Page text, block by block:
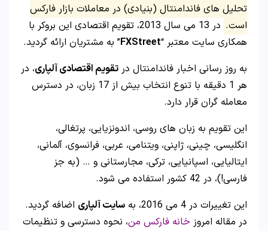
تحلیل های فاندامنتال (بنیادی) در معاملات بازار فارکس
است.
در 13 می سال 2013، تقویم اقتصادی این بروکر با
همکاری سایت معتبر “FXStreet” به مشتریان ارائه گردید.
به روز رسانی اخبار فاندامنتال در تقویم اقتصادی آلپاری، در
هر 1 دقیقه با تنوع انتخاب بیش از 17 زبان، در دسترس
معامله گران قرار دارد.
این تقویم به زبان های روسی، اندونزیایی، پرتغالی،
انگلیسی، چینی، ژاپنی، ویتنامی، عربی، فرانسوی، آلمانی،
ایتالیایی، اسپانیایی، ترکی، مجارستانی و … (به جز
فارسی!)، در 42 کشور استفاده می شود.
این تغییرات در 4 می 2016، به
سایت آلپاری اضافه گردید.
در مقاله امروز خانه فارکس من، نحوه دسترسی و تنظیمات